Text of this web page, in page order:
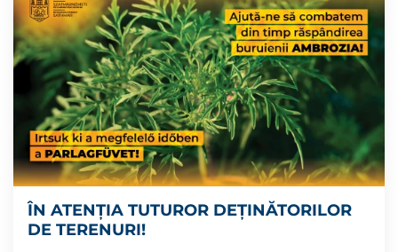
ÎN ATENȚIA TUTUROR DEȚINĂTORILOR
DE TERENURI!